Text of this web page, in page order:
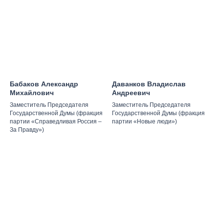
Бабаков Александр
Михайлович
Заместитель Председателя
Государственной Думы (фракция
партии «Справедливая Россия –
За Правду»)
Даванков Владислав
Андреевич
Заместитель Председателя
Государственной Думы (фракция
партии «Новые люди»)